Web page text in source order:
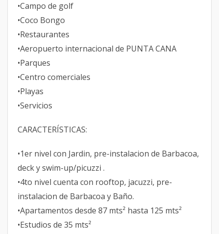
•Campo de golf
•Coco Bongo
•Restaurantes
•Aeropuerto internacional de PUNTA CANA
•Parques
•Centro comerciales
•Playas
•Servicios
CARACTERÍSTICAS:
•1er nivel con Jardin, pre-instalacion de Barbacoa,
deck y swim-up/picuzzi .
•4to nivel cuenta con rooftop, jacuzzi, pre-
instalacion de Barbacoa y Baño.
•Apartamentos desde 87 mts² hasta 125 mts²
•Estudios de 35 mts²